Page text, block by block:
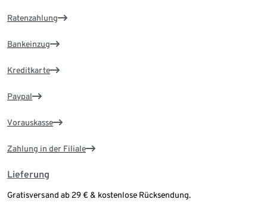
Ratenzahlung
Bankeinzug
Kreditkarte
Paypal
Vorauskasse
Zahlung in der Filiale
Lieferung
Gratisversand ab 29 € & kostenlose Rücksendung.